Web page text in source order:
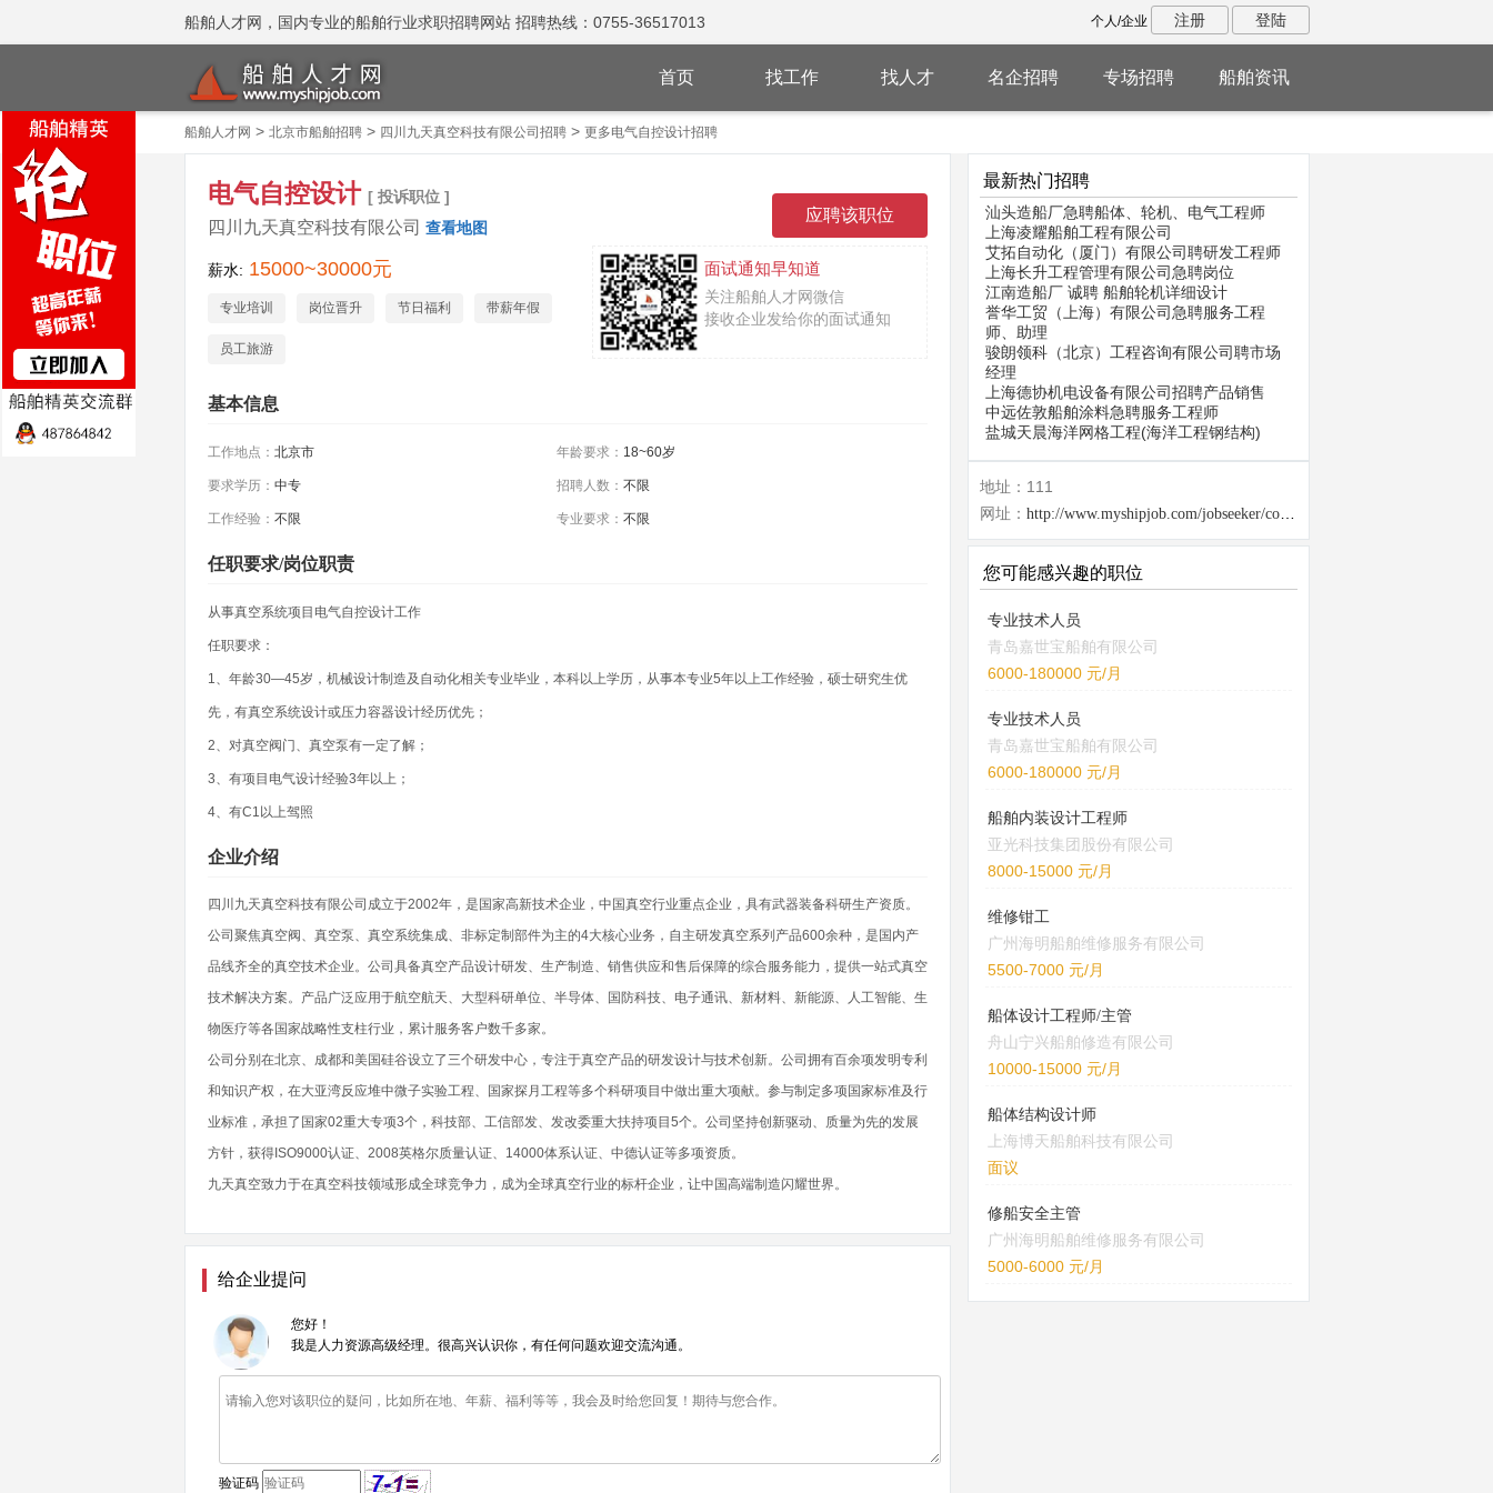
船舶人才网，国内专业的船舶行业求职招聘网站 招聘热线：0755-36517013 个人/企业 注册 登陆
首页 找工作 找人才 名企招聘 专场招聘 船舶资讯
船舶人才网 > 北京市船舶招聘> 四川九天真空科技有限公司招聘> 更多电气自控设计招聘
电气自控设计 [ 投诉职位 ]
四川九天真空科技有限公司 查看地图
薪水: 15000~30000元 面试通知早知道
关注船舶人才网微信
接收企业发给你的面试通知
专业培训 岗位晋升 节日福利 带薪年假
员工旅游
基本信息
工作地点： 北京市 年龄要求： 18~60岁
要求学历： 中专 招聘人数： 不限
工作经验： 不限 专业要求： 不限
任职要求/岗位职责
从事真空系统项目电气自控设计工作
任职要求：
1、年龄30—45岁，机械设计制造及自动化相关专业毕业，本科以上学历，从事本专业5年以上工作经验，硕士研究生优
先，有真空系统设计或压力容器设计经历优先；
2、对真空阀门、真空泵有一定了解；
3、有项目电气设计经验3年以上；
4、有C1以上驾照
企业介绍
四川九天真空科技有限公司成立于2002年，是国家高新技术企业，中国真空行业重点企业，具有武器装备科研生产资质。
公司聚焦真空阀、真空泵、真空系统集成、非标定制部件为主的4大核心业务，自主研发真空系列产品600余种，是国内产
品线齐全的真空技术企业。公司具备真空产品设计研发、生产制造、销售供应和售后保障的综合服务能力，提供一站式真空
技术解决方案。产品广泛应用于航空航天、大型科研单位、半导体、国防科技、电子通讯、新材料、新能源、人工智能、生
物医疗等各国家战略性支柱行业，累计服务客户数千多家。
公司分别在北京、成都和美国硅谷设立了三个研发中心，专注于真空产品的研发设计与技术创新。公司拥有百余项发明专利
和知识产权，在大亚湾反应堆中微子实验工程、国家探月工程等多个科研项目中做出重大项献。参与制定多项国家标准及行
业标准，承担了国家02重大专项3个，科技部、工信部发、发改委重大扶持项目5个。公司坚持创新驱动、质量为先的发展
方针，获得ISO9000认证、2008英格尔质量认证、14000体系认证、中德认证等多项资质。
九天真空致力于在真空科技领域形成全球竞争力，成为全球真空行业的标杆企业，让中国高端制造闪耀世界。
给企业提问
您好！
我是人力资源高级经理。很高兴认识你，有任何问题欢迎交流沟通。
验证码
最新热门招聘
汕头造船厂急聘船体、轮机、电气工程师
上海凌耀船舶工程有限公司
艾拓自动化（厦门）有限公司聘研发工程师
上海长升工程管理有限公司急聘岗位
江南造船厂 诚聘 船舶轮机详细设计
誉华工贸（上海）有限公司急聘服务工程
师、助理
骏朗领科（北京）工程咨询有限公司聘市场
经理
上海德协机电设备有限公司招聘产品销售
中远佐敦船舶涂料急聘服务工程师
盐城天晨海洋网格工程(海洋工程钢结构)
地址：111
网址： http://www.myshipjob.com/jobseeker/company/28220.html
您可能感兴趣的职位
专业技术人员
青岛嘉世宝船舶有限公司
6000-180000 元/月
专业技术人员
青岛嘉世宝船舶有限公司
6000-180000 元/月
船舶内装设计工程师
亚光科技集团股份有限公司
8000-15000 元/月
维修钳工
广州海明船舶维修服务有限公司
5500-7000 元/月
船体设计工程师/主管
舟山宁兴船舶修造有限公司
10000-15000 元/月
船体结构设计师
上海博天船舶科技有限公司
面议
修船安全主管
广州海明船舶维修服务有限公司
5000-6000 元/月